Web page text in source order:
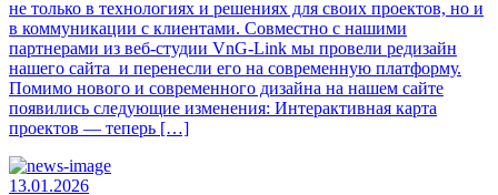
не только в технологиях и решениях для своих проектов, но и
в коммуникации с клиентами. Совместно с нашими
партнерами из веб-студии VnG-Link мы провели редизайн
нашего сайта и перенесли его на современную платформу.
Помимо нового и современного дизайна на нашем сайте
появились следующие изменения: Интерактивная карта
проектов — теперь […]
13.01.2026